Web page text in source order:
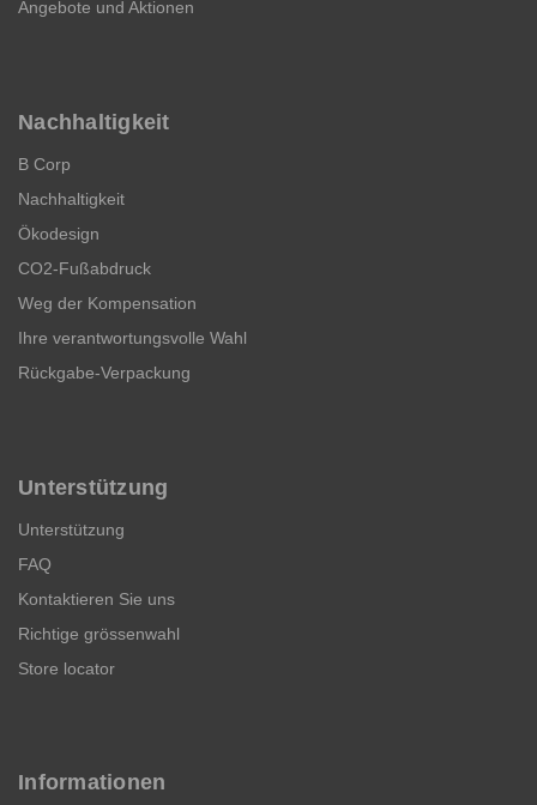
Angebote und Aktionen
Nachhaltigkeit
B Corp
Nachhaltigkeit
Ökodesign
CO2-Fußabdruck
Weg der Kompensation
Ihre verantwortungsvolle Wahl
Rückgabe-Verpackung
Unterstützung
Unterstützung
FAQ
Kontaktieren Sie uns
Richtige grössenwahl
Store locator
Informationen